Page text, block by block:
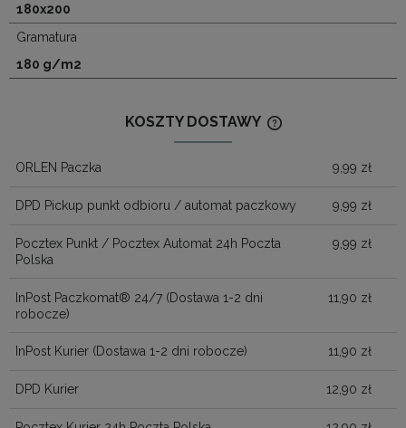
180x200
Gramatura
180 g/m2
KOSZTY DOSTAWY
ORLEN Paczka 9,99 zł
DPD Pickup punkt odbioru / automat paczkowy 9,99 zł
Pocztex Punkt / Pocztex Automat 24h Poczta
Polska
9,99 zł
InPost Paczkomat® 24/7 (Dostawa 1-2 dni
robocze)
11,90 zł
InPost Kurier (Dostawa 1-2 dni robocze) 11,90 zł
DPD Kurier 12,90 zł